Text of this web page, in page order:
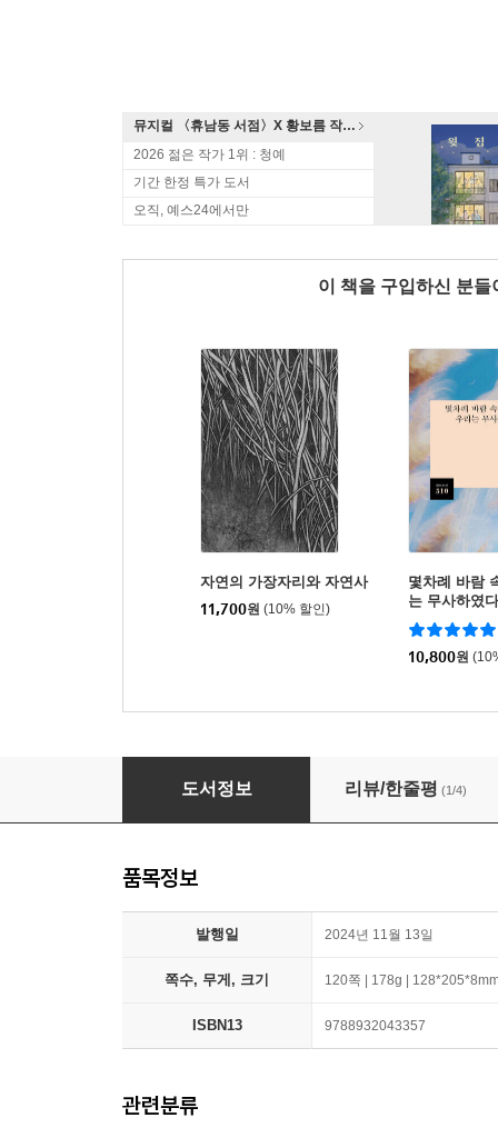
뮤지컬 〈휴남동 서점〉X 황보름 작가 북토크
2026 젊은 작가 1위 : 청예
기간 한정 특가 도서
오직, 예스24에서만
이 책을 구입하신 분
자연의 가장자리와 자연사
11,700원 (10% 할인)
몇차례 바람
는 무사하였다
10,800원
호랑말코
도서정보 리뷰/한줄평 (1/4)
품목정보
발행일 2024년 11월 13일
쪽수, 무게, 크기 120쪽 | 178g |
ISBN13 9788932043357
관련분류